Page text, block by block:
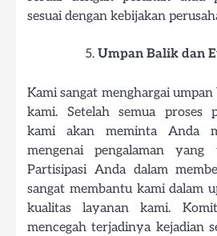
sesuai dengan kebijakan
Umpan Balik dan
Kami sangat menghargai
kami. Setelah semua proses
kami akan meminta Anda
mengenai pengalaman
Partisipasi Anda dalam
sangat membantu kami dalam
kualitas layanan kami.
mencegah terjadinya kejadian